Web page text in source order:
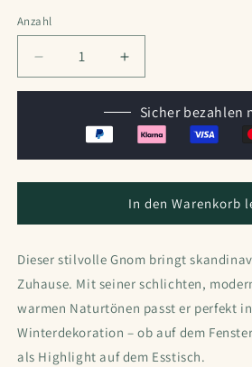
Anzahl
Anzahl
Verringere
die
mit
abnehmbarer
Erhöhe
die
Menge
für
Gnom
mit
abnehmbarer
Mütze
Sicher bezahlen
In den Warenkorb
Dieser stilvolle Gnom bringt
Zuhause. Mit seiner schlichten,
warmen Naturtönen passt er perfekt
Winterdekoration – ob auf dem
als Highlight auf dem Esstisch.